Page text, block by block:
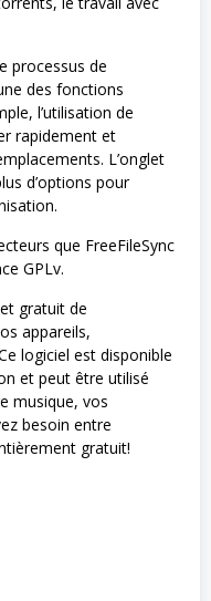
processus de
des fonctions
l’utilisation de
rapidement et
L’onglet
d’options pour
que FreeFileSync
GPLv.
gratuit de
appareils,
logiciel est disponible
et peut être utilisé
musique, vos
besoin entre
gratuit!